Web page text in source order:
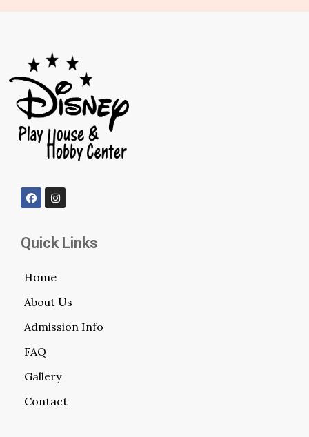
Quick Links
Home
About Us
Admission Info
FAQ
Gallery
Contact